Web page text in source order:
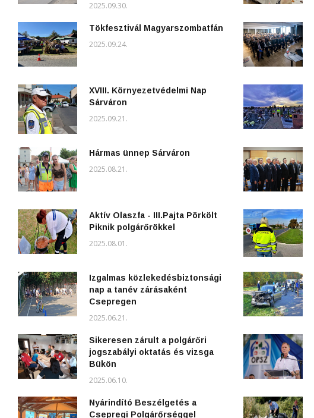
2025.09.30.
Tökfesztivál Magyarszombatfán
2025.09.24.
XVIII. Környezetvédelmi Nap
Sárváron
2025.09.21.
Hármas ünnep Sárváron
2025.08.21.
Aktív Olaszfa - III.Pajta Pörkölt
Piknik polgárőrökkel
2025.08.01.
Izgalmas közlekedésbiztonsági
nap a tanév zárásaként
Csepregen
2025.06.21.
Sikeresen zárult a polgárőri
jogszabályi oktatás és vizsga
Bükön
2025.06.10.
Nyárindító Beszélgetés a
Csepregi Polgárőrséggel